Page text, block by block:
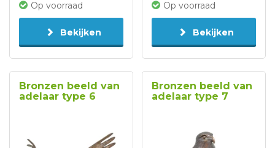
Op voorraad
Bekijken
Op voorraad
Bekijken
Bronzen beeld van
adelaar type 6
Bronzen beeld van
adelaar type 7